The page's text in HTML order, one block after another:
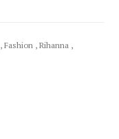
,Fashion ,Rihanna ,